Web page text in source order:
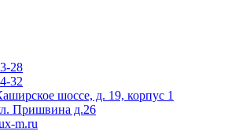
28
32
шоссе, д. 19, корпус 1
Пришвина д.26
m.ru